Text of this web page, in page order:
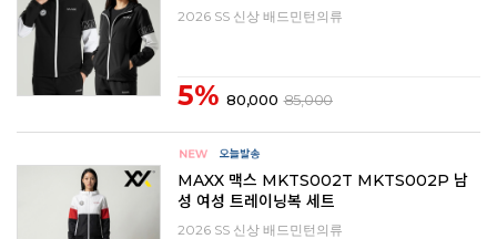
2026 SS 신상 배드민턴의류
5% 80,000 85,000
MAXX 맥스 MKTS002T MKTS002P 남
성 여성 트레이닝복 세트
2026 SS 신상 배드민턴의류